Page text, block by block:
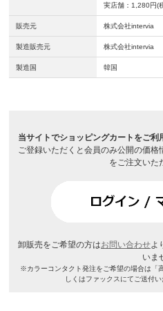
実店舗：1,280円(
販売元 株式会社intervia
製造販売元 株式会社intervia
製造国 韓国
当サイトでショッピングカートをご
ご登録いただくと会員のみ公開の価格
をご注文いた
卸販売をご希望の方はお問い合わせよ
いま
※カラーコンタクト発注をご希望の場合は「
しくはファックスにてご送付